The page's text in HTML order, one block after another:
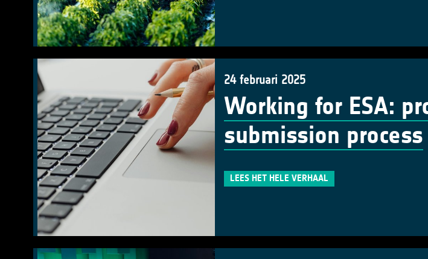
24 februari 2025
Working for ESA:
submission process
LEES HET HELE VERHAAL